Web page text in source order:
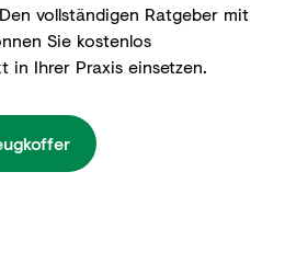
Den vollständigen Ratgeber mit
Sie kostenlos
in Ihrer Praxis einsetzen.